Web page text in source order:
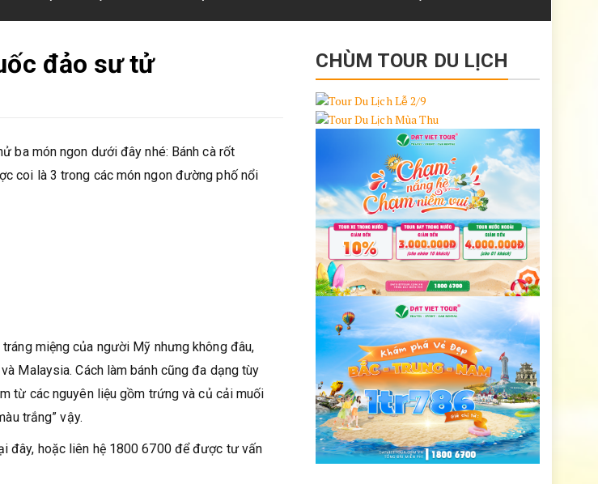
đảo sư tử
ba món ngon dưới đây nhé: Bánh cà rốt
coi là 3 trong các món ngon đường phố nổi
miệng của người Mỹ nhưng không đâu,
Malaysia. Cách làm bánh cũng đa dạng tùy
từ các nguyên liệu gồm trứng và củ cải muối
trắng” vậy.
đây, hoặc liên hệ 1800 6700 để được tư vấn
CHÙM TOUR DU LỊCH